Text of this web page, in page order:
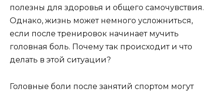
полезны для здоровья и общего самочувствия.
Однако, жизнь может немного усложниться,
если после тренировок начинает мучить
головная боль. Почему так происходит и что
делать в этой ситуации?
Головные боли после занятий спортом могут